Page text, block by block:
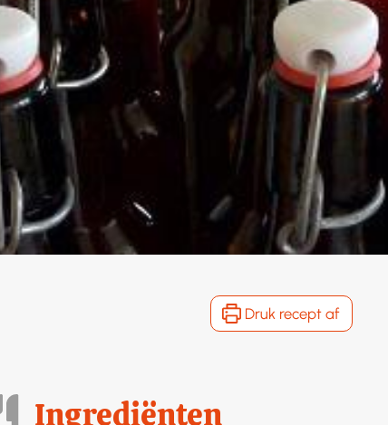
Druk recept af
Ingrediënten